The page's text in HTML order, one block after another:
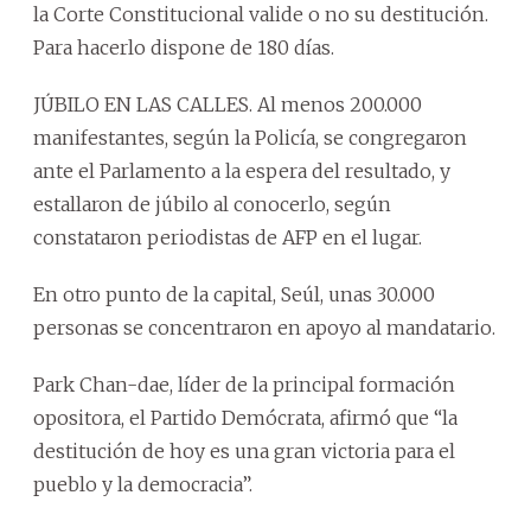
la Corte Constitucional valide o no su destitución.
Para hacerlo dispone de 180 días.
JÚBILO EN LAS CALLES. Al menos 200.000
manifestantes, según la Policía, se congregaron
ante el Parlamento a la espera del resultado, y
estallaron de júbilo al conocerlo, según
constataron periodistas de AFP en el lugar.
En otro punto de la capital, Seúl, unas 30.000
personas se concentraron en apoyo al mandatario.
Park Chan-dae, líder de la principal formación
opositora, el Partido Demócrata, afirmó que “la
destitución de hoy es una gran victoria para el
pueblo y la democracia”.